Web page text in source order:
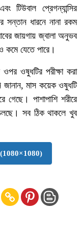
টিউবাল প্রেগন্যান্সির
সন্তান ধারনে নানা রকম
জায়গায় জ্বালা অনুভব
কমে যেতে পারে।
ওষুধটির পরীক্ষা করা
জানান, মাস কয়েক ওষুধটি
গেছে। পাশাপাশি শরীরে
সব ঠিক থাকলে খুব